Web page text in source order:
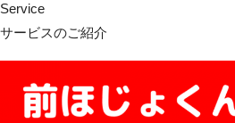
Service
サービスのご紹介